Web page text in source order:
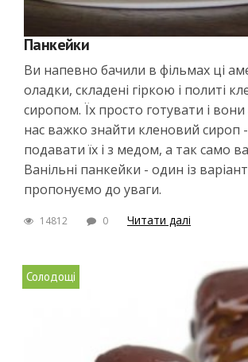
Панкейки
Ви напевно бачили в фільмах ці
оладки, складені гіркою і политі
сиропом. Їх просто готувати і вони
нас важко знайти кленовий сироп
подавати їх і з медом, а так само
Ванільні панкейки - один із
пропонуємо до уваги.
14812 0 Читати далі
Солодощі